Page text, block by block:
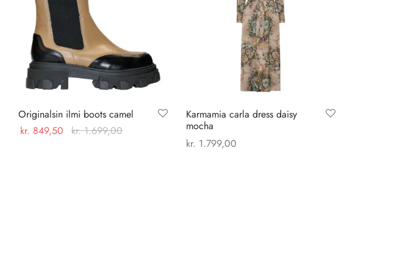
Originalsin ilmi boots camel
kr. 849,50 kr.1.699,00
Karmamia carla dress daisy
mocha
kr. 1.799,00